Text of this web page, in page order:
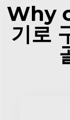
Why
기로